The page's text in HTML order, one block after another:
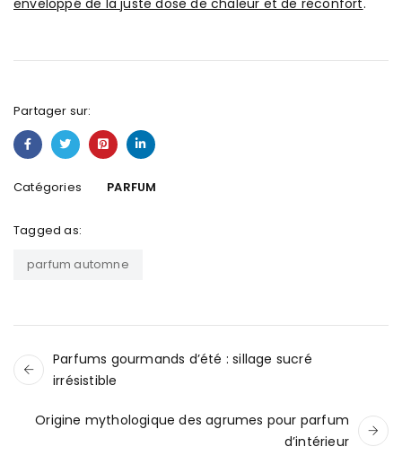
enveloppé de la juste dose de chaleur et de réconfort.
Partager sur:
Catégories PARFUM
Tagged as:
parfum automne
Parfums gourmands d’été : sillage sucré
irrésistible
Origine mythologique des agrumes pour parfum
d’intérieur